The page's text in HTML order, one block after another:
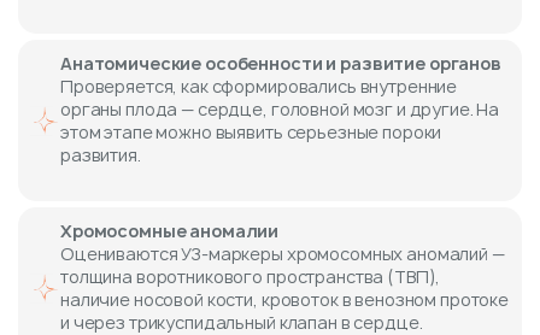
Анатомические особенности и развитие органов
Проверяется, как сформировались внутренние
органы плода — сердце, головной мозг и другие. На
этом этапе можно выявить серьезные пороки
развития.
Хромосомные аномалии
Оцениваются УЗ-маркеры хромосомных аномалий —
толщина воротникового пространства (ТВП),
наличие носовой кости, кровоток в венозном протоке
и через трикуспидальный клапан в сердце.